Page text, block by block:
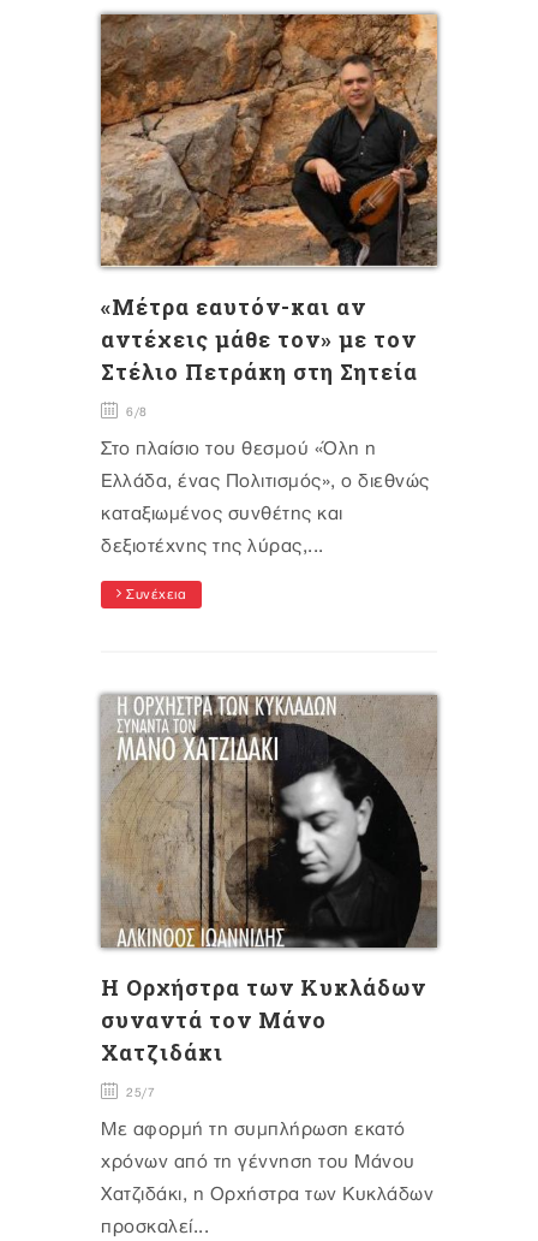
«Μέτρα εαυτόν-και αν
αντέχεις μάθε τον» με τον
Στέλιο Πετράκη στη Σητεία
6/8
Στο πλαίσιο του θεσμού «Όλη η
Ελλάδα, ένας Πολιτισμός», ο διεθνώς
καταξιωμένος συνθέτης και
δεξιοτέχνης της λύρας,...
Συνέχεια
H Oρχήστρα των Κυκλάδων
συναντά τον Μάνο
Χατζιδάκι
25/7
Με αφορμή τη συμπλήρωση εκατό
χρόνων από τη γέννηση του Μάνου
Χατζιδάκι, η Ορχήστρα των Κυκλάδων
προσκαλεί...